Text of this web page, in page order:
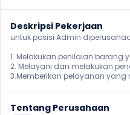
Deskripsi Pekerjaan
untuk posisi Admin
1. Melakukan penilaian barang
2. Melayani dan melakukan
3.Memberikan pelayanan yang
Tentang Perusahaan